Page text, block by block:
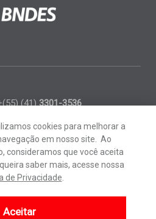
(41)3301-3536
Fermax do Brasil Ltda.
|Política de privacidade
|Termos de uso
Facebook
YouTube
LinkedIn
cookies para melhorar a
em nosso site. Ao
consideramos que você aceita
saber mais, acesse nossa
de Privacidade
Aceitar